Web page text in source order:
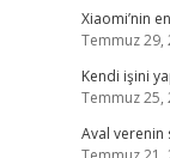
Xiaomi’nin
Temmuz 29,
Kendi işini
Temmuz 25,
Aval verenin